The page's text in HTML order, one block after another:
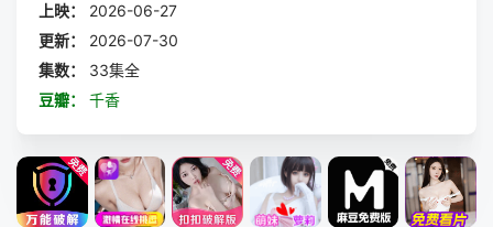
上映：
2026-06-27
更新：
2026-07-30
集数：
33集全
豆瓣：
千香